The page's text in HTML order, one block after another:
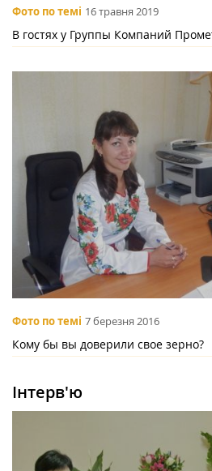
Фото по темі 16 травня 2019
В гостях у Группы Компаний
Фото по темі 7 березня 2016
Кому бы вы доверили свое зерно?
Інтерв'ю